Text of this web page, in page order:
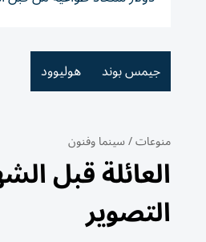
جيمس بوند هوليوود
منوعات/سينما وفنون
العائلة قبل
التصوير